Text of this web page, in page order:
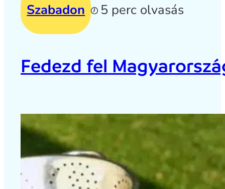
Szabadon 5 perc olvasás
Fedezd fel